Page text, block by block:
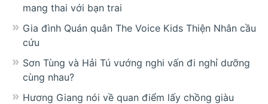
mang thai với bạn trai
Gia đình Quán quân The Voice Kids Thiện Nhân cầu
cứu
Sơn Tùng và Hải Tú vướng nghi vấn đi nghỉ dưỡng
cùng nhau?
Hương Giang nói về quan điểm lấy chồng giàu